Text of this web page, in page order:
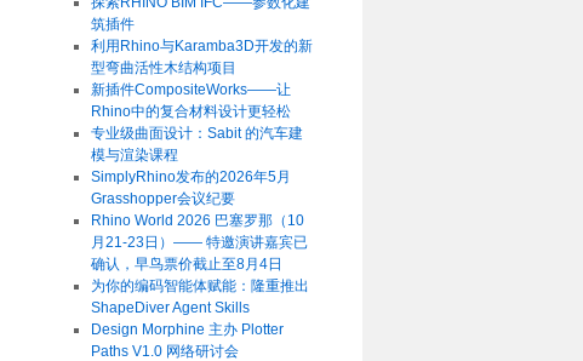
筑插件
利用Rhino与Karamba3D开发的新
型弯曲活性木结构项目
新插件CompositeWorks——让
Rhino中的复合材料设计更轻松
专业级曲面设计：Sabit 的汽车建
模与渲染课程
SimplyRhino发布的2026年5月
Grasshopper会议纪要
Rhino World 2026 巴塞罗那（10
月21-23日）—— 特邀演讲嘉宾已
确认，早鸟票价截止至8月4日
为你的编码智能体赋能：隆重推出
ShapeDiver Agent Skills
Design Morphine 主办 Plotter
Paths V1.0 网络研讨会